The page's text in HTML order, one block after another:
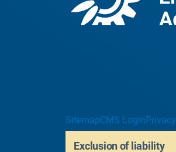
SitemapCMS LoginPrivacy
Exclusion of liability